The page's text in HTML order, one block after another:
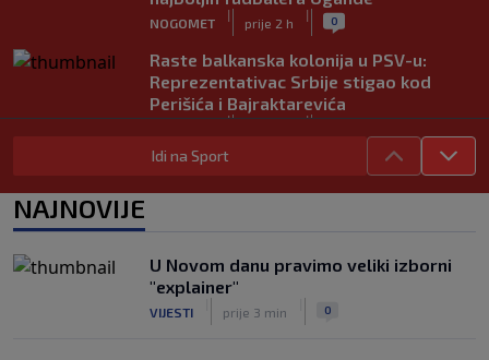
NOGOMET
|
prije 2 h
| 0
Raste balkanska kolonija u PSV-u:
Reprezentativac Srbije stigao kod
Perišića i Bajraktarevića
| |
Real Madrid je oborio rekord!
Argentinci će jedan trijumf sa
ovogodišnjeg Mundijala obilježavati
kao nacionalni praznik
Idi na Sport
NAJNOVIJE
U Novom danu pravimo veliki izborni
"explainer"
VIJESTI prije 3 min 0